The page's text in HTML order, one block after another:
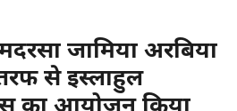
जामिया अरबिया
से इस्लाहुल